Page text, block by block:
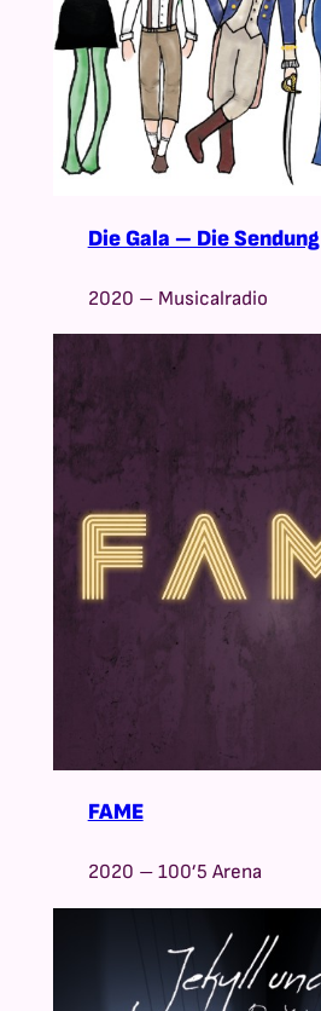
Die Gala – Die Sendung
2020 – Musicalradio
FAME
2020 – 100’5 Arena